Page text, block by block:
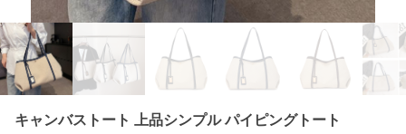
キャンバストート 上品シンプル パイピングトート